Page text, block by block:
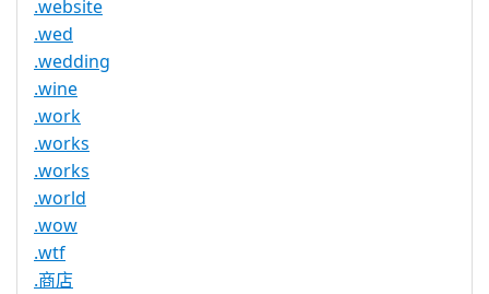
.website
.wed
.wedding
.wine
.work
.works
.works
.world
.wow
.wtf
.商店